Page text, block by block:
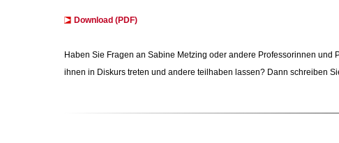
Download (PDF)
Haben Sie Fragen an Sabine Metzing oder andere Professorinnen
ihnen in Diskurs treten und andere teilhaben lassen? Dann schreiben